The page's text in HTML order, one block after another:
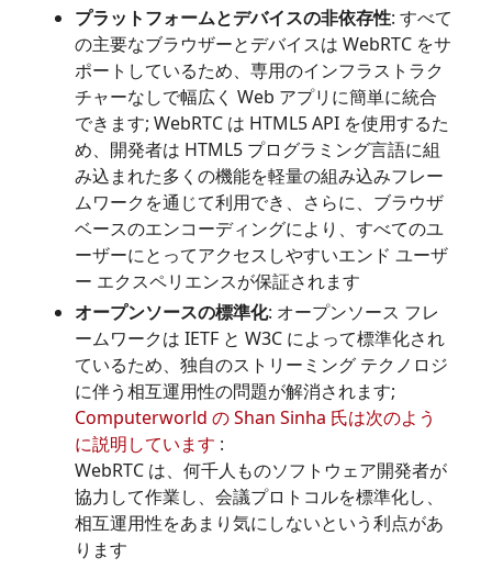
プラットフォームとデバイスの非依存性: すべて
の主要なブラウザーとデバイスは WebRTC をサ
ポートしているため、専用のインフラストラク
チャーなしで幅広く Web アプリに簡単に統合
できます; WebRTC は HTML5 API を使用するた
め、開発者は HTML5 プログラミング言語に組
み込まれた多くの機能を軽量の組み込みフレー
ムワークを通じて利用でき、さらに、ブラウザ
ベースのエンコーディングにより、すべてのユ
ーザーにとってアクセスしやすいエンド ユーザ
ー エクスペリエンスが保証されます
オープンソースの標準化: オープンソース フレ
ームワークは IETF と W3C によって標準化され
ているため、独自のストリーミング テクノロジ
に伴う相互運用性の問題が解消されます;
Computerworld の Shan Sinha 氏は次のよう
に説明しています :
WebRTC は、何千人ものソフトウェア開発者が
協力して作業し、会議プロトコルを標準化し、
相互運用性をあまり気にしないという利点があ
ります